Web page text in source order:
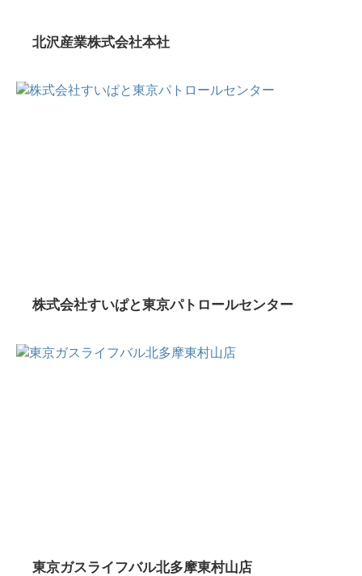
北沢産業株式会社本社
株式会社すいぱと東京パトロールセンター
東京ガスライフバル北多摩東村山店